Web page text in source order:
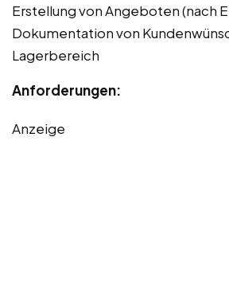
Erstellung von Angeboten (nach
Dokumentation von
Lagerbereich
Anforderungen:
Anzeige